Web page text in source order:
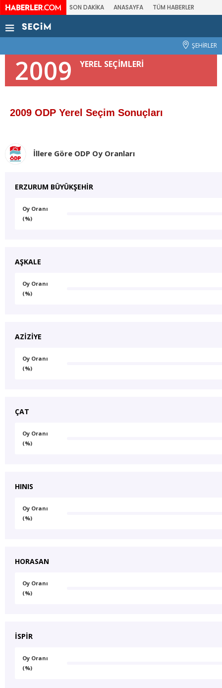
SON DAKİKA ANASAYFA TÜM HABERLER
ŞEHİRLER
2009 YEREL SEÇİMLERİ
2009 ODP Yerel Seçim Sonuçları
İllere Göre ODP Oy Oranları
ERZURUM BÜYÜKŞEHİR
Oy Oranı
(%)
AŞKALE
Oy Oranı
(%)
AZİZİYE
Oy Oranı
(%)
ÇAT
Oy Oranı
(%)
HINIS
Oy Oranı
(%)
HORASAN
Oy Oranı
(%)
İSPİR
Oy Oranı
(%)